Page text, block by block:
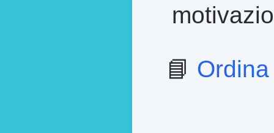
📘